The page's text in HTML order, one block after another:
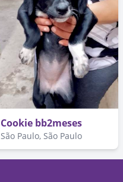
Cookie bb2meses
São Paulo, São Paulo